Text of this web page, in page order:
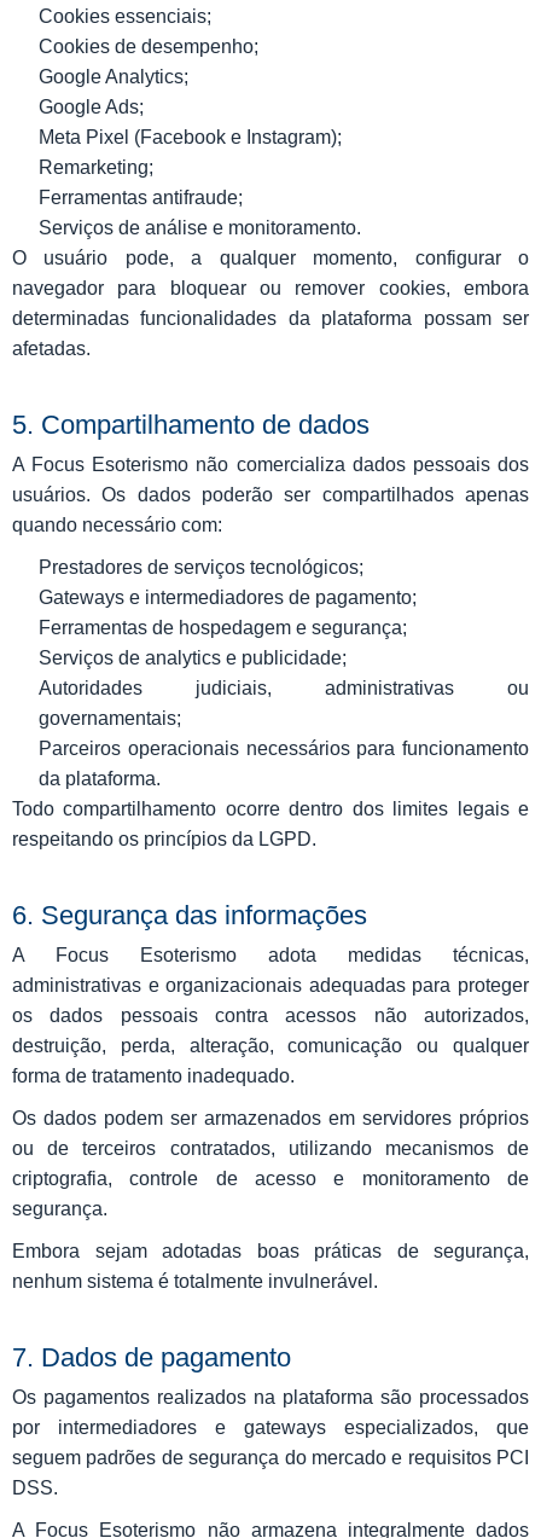
Cookies essenciais;
Cookies de desempenho;
Google Analytics;
Google Ads;
Meta Pixel (Facebook e Instagram);
Remarketing;
Ferramentas antifraude;
Serviços de análise e monitoramento.
O usuário pode, a qualquer momento, configurar o
navegador para bloquear ou remover cookies, embora
determinadas funcionalidades da plataforma possam ser
afetadas.
5. Compartilhamento de dados
A Focus Esoterismo não comercializa dados pessoais dos
usuários. Os dados poderão ser compartilhados apenas
quando necessário com:
Prestadores de serviços tecnológicos;
Gateways e intermediadores de pagamento;
Ferramentas de hospedagem e segurança;
Serviços de analytics e publicidade;
Autoridades judiciais, administrativas ou
governamentais;
Parceiros operacionais necessários para funcionamento
da plataforma.
Todo compartilhamento ocorre dentro dos limites legais e
respeitando os princípios da LGPD.
6. Segurança das informações
A Focus Esoterismo adota medidas técnicas,
administrativas e organizacionais adequadas para proteger
os dados pessoais contra acessos não autorizados,
destruição, perda, alteração, comunicação ou qualquer
forma de tratamento inadequado.
Os dados podem ser armazenados em servidores próprios
ou de terceiros contratados, utilizando mecanismos de
criptografia, controle de acesso e monitoramento de
segurança.
Embora sejam adotadas boas práticas de segurança,
nenhum sistema é totalmente invulnerável.
7. Dados de pagamento
Os pagamentos realizados na plataforma são processados
por intermediadores e gateways especializados, que
seguem padrões de segurança do mercado e requisitos PCI
DSS.
A Focus Esoterismo não armazena integralmente dados